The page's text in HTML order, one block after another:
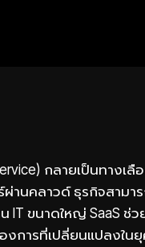
กลายเป็นทางเลื
านคลาวด์ ธุรกิจสามา
IT ขนาดใหญ่ SaaS ช่ว
การที่เปลี่ยนแปลงใน